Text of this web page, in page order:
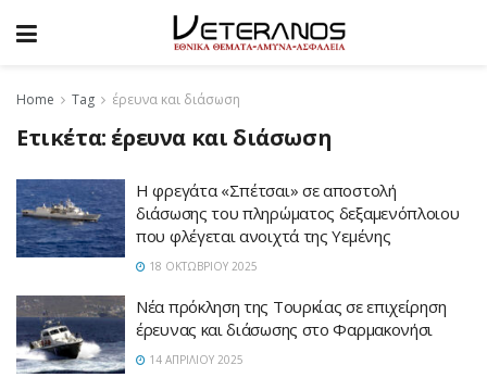
Home Tag έρευνα και διάσωση
Ετικέτα: έρευνα και διάσωση
Η φρεγάτα «Σπέτσαι» σε αποστολή
διάσωσης του πληρώματος δεξαμενόπλοιου
που φλέγεται ανοιχτά της Υεμένης
18 ΟΚΤΩΒΡΊΟΥ 2025
Νέα πρόκληση της Τουρκίας σε επιχείρηση
έρευνας και διάσωσης στο Φαρμακονήσι
14 ΑΠΡΙΛΊΟΥ 2025